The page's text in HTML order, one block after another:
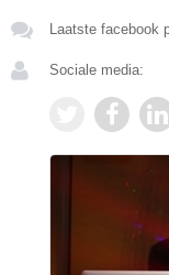
Laatste facebook
Sociale media: